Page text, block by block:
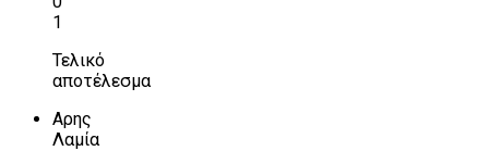
1
Τελικό
αποτέλεσμα
Αρης
Λαμία